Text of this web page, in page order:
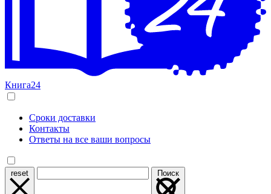
Книга24
Сроки доставки
Контакты
Ответы на все ваши вопросы
reset Поиск